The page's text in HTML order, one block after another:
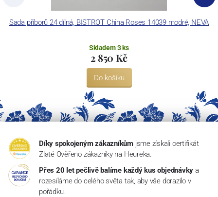
Sada příborů 24 dílná, BISTROT China Roses 14039 modré, NEVA
Skladem 3 ks
2 850 Kč
Do košíku
Díky spokojeným zákazníkům jsme získali certifikát
Zlaté Ověřeno zákazníky na Heureka.
Přes 20 let pečlivě balíme každý kus objednávky a
rozesíláme do celého světa tak, aby vše dorazilo v
pořádku.